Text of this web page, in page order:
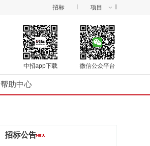
招标
项目
微信公众平台
中招app下载
帮助中心
招标公告